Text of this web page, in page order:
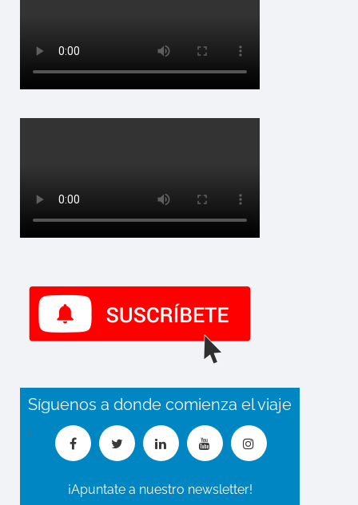
Síguenos a donde comienza el viaje
¡Apuntate a nuestro newsletter!